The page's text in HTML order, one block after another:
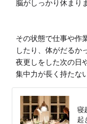
脳がしっかり休まり
その状態で仕事や作
したり、体がだるか
夜更しをした次の日
集中力が長く持たな
寝
起